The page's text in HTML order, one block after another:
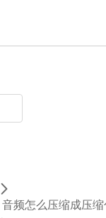
音频怎么压缩成压